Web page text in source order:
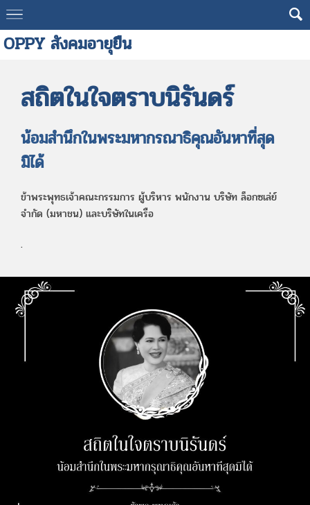
OPPY สังคมอายุยืน
สถิตในใจตราบนิรันดร์
น้อมสำนึกในพระมหากรณาธิคุณอันหาที่สุด
มิได้
ข้าพระพุทธเจ้าคณะกรรมการ ผู้บริหาร พนักงาน บริษัท ล็อกซเล่ย์
จำกัด (มหาชน) และบริษัทในเครือ
.